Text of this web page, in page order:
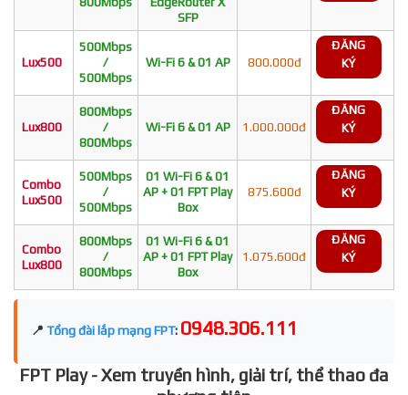
SFP
Lux500
500Mbps
/
500Mbps
Wi-Fi 6 & 01 AP 800.000đ
ĐĂNG
KÝ
Lux800
800Mbps
/
800Mbps
Wi-Fi 6 & 01 AP 1.000.000đ
ĐĂNG
KÝ
Combo
Lux500
500Mbps
/
500Mbps
01 Wi-Fi 6 & 01
AP + 01 FPT Play
Box
875.600đ
ĐĂNG
KÝ
Combo
Lux800
800Mbps
/
800Mbps
01 Wi-Fi 6 & 01
AP + 01 FPT Play
Box
1.075.600đ
ĐĂNG
KÝ
📍 Tổng đài lắp mạng FPT: 0948.306.111
FPT Play - Xem truyền hình, giải trí, thể thao đa